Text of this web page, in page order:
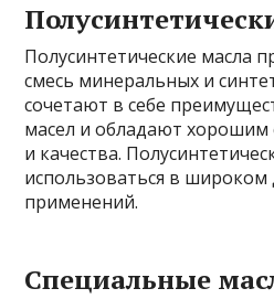
Полусинтетические масла
смесь минеральных и
сочетают в себе
масел и обладают
и качества.
использоваться в широком
применений.
Специальные